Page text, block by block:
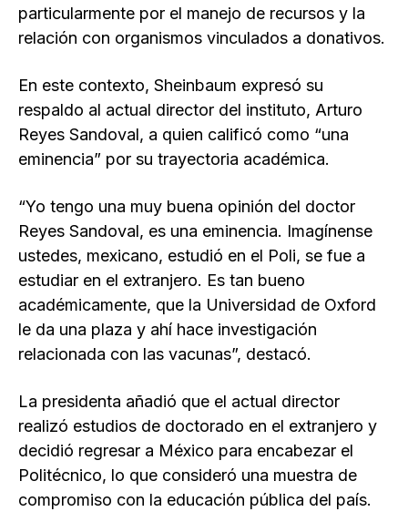
particularmente por el manejo de recursos y la
relación con organismos vinculados a donativos.
En este contexto, Sheinbaum expresó su
respaldo al actual director del instituto, Arturo
Reyes Sandoval, a quien calificó como “una
eminencia” por su trayectoria académica.
“Yo tengo una muy buena opinión del doctor
Reyes Sandoval, es una eminencia. Imagínense
ustedes, mexicano, estudió en el Poli, se fue a
estudiar en el extranjero. Es tan bueno
académicamente, que la Universidad de Oxford
le da una plaza y ahí hace investigación
relacionada con las vacunas”, destacó.
La presidenta añadió que el actual director
realizó estudios de doctorado en el extranjero y
decidió regresar a México para encabezar el
Politécnico, lo que consideró una muestra de
compromiso con la educación pública del país.